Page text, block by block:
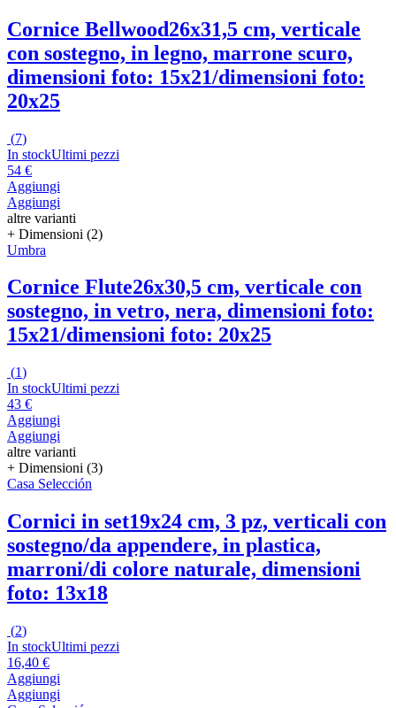
Cornice Bellwood26x31,5 cm, verticale
con sostegno, in legno, marrone scuro,
dimensioni foto: 15x21/dimensioni foto:
20x25
(7)
In stockUltimi pezzi
54 €
Aggiungi
Aggiungi
altre varianti
+ Dimensioni (2)
Umbra
Cornice Flute26x30,5 cm, verticale con
sostegno, in vetro, nera, dimensioni foto:
15x21/dimensioni foto: 20x25
(1)
In stockUltimi pezzi
43 €
Aggiungi
Aggiungi
altre varianti
+ Dimensioni (3)
Casa Selección
Cornici in set19x24 cm, 3 pz, verticali con
sostegno/da appendere, in plastica,
marroni/di colore naturale, dimensioni
foto: 13x18
(2)
In stockUltimi pezzi
16,40 €
Aggiungi
Aggiungi